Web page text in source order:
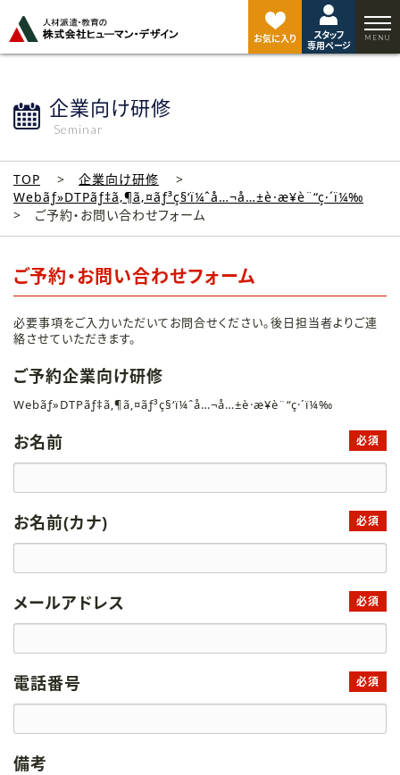
お気に入り
スタッフ
専用ページ
企業向け研修
Seminar
TOP
企業向け研修
Webãƒ»DTPãƒ‡ã‚¶ã‚¤ãƒ³ç§‘ï¼ˆå…¬å…±è·æ¥­è¨“ç·´ï¼‰
ご予約・お問い合わせフォーム
ご予約・お問い合わせフォーム
必要事項をご入力いただいてお問合せください。後日担当者よりご連
絡させていただきます。
ご予約企業向け研修
Webãƒ»DTPãƒ‡ã‚¶ã‚¤ãƒ³ç§‘ï¼ˆå…¬å…±è·æ¥­è¨“ç·´ï¼‰
お名前 必須
お名前(カナ) 必須
メールアドレス 必須
電話番号 必須
備考
ジ
ト